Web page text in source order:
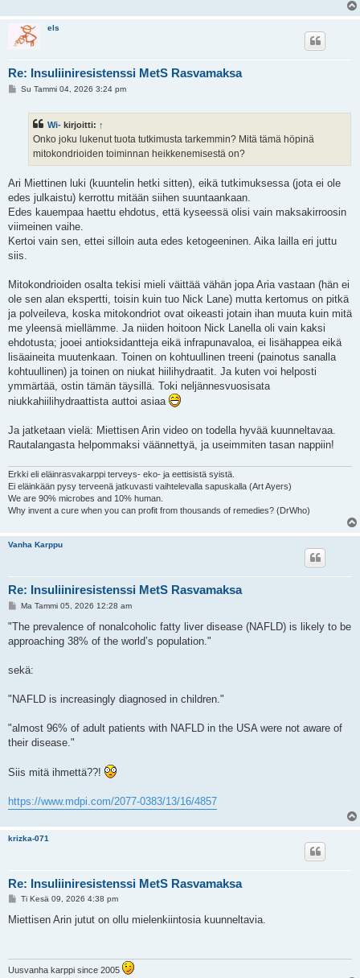
els
Re: Insuliiniresistenssi MetS Rasvamaksa
VSu Tammi 04, 2026 3:24 pm
Wi- kirjoitti: ↑
Onko joku lukenut tuota tutkimusta tarkemmin? Mitä tämä höpinä
mitokondrioiden toiminnan heikkenemisestä on?
Ari Miettinen luki (kuuntelin hetki sitten), eikä tutkimuksessa (jota ei ole
edes julkaistu) kerrottu mitään siihen suuntaankaan.
Edes kauempaa haettu ehdotus, että kyseessä olisi vain maksakirroosin
viimeinen vaihe.
Kertoi vain sen, ettei silloin auta edes ketogeeninen. Aika lailla eri juttu
siis.
Mitokondrioiden osalta tekisi mieli väittää vähän jopa Aria vastaan (hän ei
ole sen alan ekspertti, toisin kuin tuo Nick Lane) mutta kertomus on pitkä
ja polveileva, koska mitokondriot ovat oikeasti jotain ihan muuta kuin mitä
me yleensä miellämme. Ja niiden hoitoon Nick Lanella oli vain kaksi
ehdotusta; jooei antioksidantteja eikä infrapunavaloa, ei lisähappea eikä
lisäaineita muutenkaan. Toinen on kohtuullinen treeni (painotus sanalla
kohtuullinen) ja toinen on niukat hiilihydraatit. Ja kuten voi helposti
ymmärtää, ostin tämän täysillä. Toki neljännesvuosisata
niukkahiilihydraattista auttoi asiaa
Ja jatketaan vielä: Miettisen Arin video on todella hyvää kuunneltavaa.
Rautalangasta helpommaksi väännettyä, ja useimmiten tasan nappiin!
Erkki eli eläinrasvakarppi terveys- eko- ja eettisistä syistä.
Ei eläinkään pysy terveenä jatkuvasti vaihtelevalla sapuskalla (Art Ayers)
We are 90% microbes and 10% human.
Why invent a cure when you can profit from thousands of remedies? (DrWho)
Vanha Karppu
Re: Insuliiniresistenssi MetS Rasvamaksa
V
e
t
Ma Tammi 05, 2026 12:28 am
"The prevalence of nonalcoholic fatty liver disease (NAFLD) is likely to be
approaching 38% of the world’s population."
sekä:
"NAFLD is increasingly diagnosed in children."
"almost 96% of adult patients with NAFLD in the USA were not aware of
their disease."
Siis mitä ihmettä??!
https://www.mdpi.com/2077-0383/13/16/4857
krizka-071
Re: Insuliiniresistenssi MetS Rasvamaksa
V
e
Ti Kesä 09, 2026 4:38 pm
Miettisen Arin jutut on ollu mielenkiintosia kuunneltavia.
Uusvanha karppi since 2005